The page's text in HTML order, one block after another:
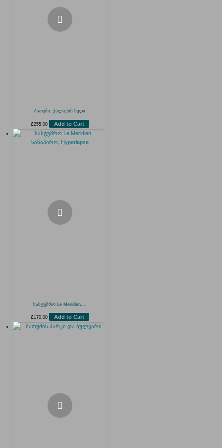
ბათუმი, ქალაქის ხედი
₾255.00 Add to Cart
სასტუმრო Le Meridien,...
₾170.00 Add to Cart